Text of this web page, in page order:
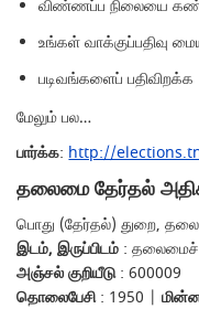
விண்ணப்ப நிலையை
உங்கள் வாக்குப்பதிவு
படிவங்களைப் பதிவிறக்க
மேலும் பல…
பார்க்க: http://
தலைமை தேர்தல்
பொது (தேர்தல்) துறை,
இடம், இருப்பிடம் :
அஞ்சல் குறியீடு: 600009
தொலைபேசி: 1950 |